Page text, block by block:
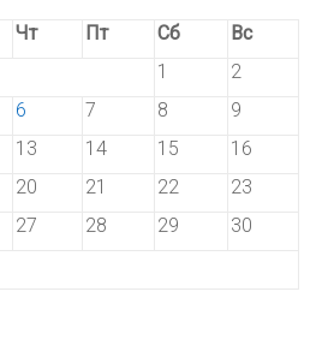
Чт Пт Сб
Вс
1
2
6 7 8
9
13 14 15
16
20 21 22
23
27 28 29
30